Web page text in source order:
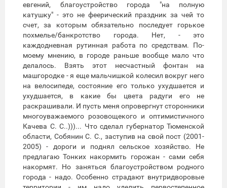
евгений, благоустройство города "на полную
катушку" - это не феерический праздник за чей то
счет, за которым обязательно последует горькое
похмелье/банкротство города. Нет, - это
каждодневная рутинная работа по средствам. По-
моему мнению, в городе раньше вообще мало что
делалось. Взять этот несчастный фонтан на
машгородке - я еще мальчишкой колесил вокруг него
на велосипеде, состояние его только ухудшается и
ухудшается, в какие бы цвета радуги его не
раскрашивали. И пусть меня опровергнут сторонники
многоуважаемого розовощекого и оптимистичного
Качева С. С..)))... Что сделал губернатор Тюменской
области, Собянин С. С., заступив на свой пост (2001-
2005) - дороги и поднял сельское хозяйство. Не
предлагаю Тонких накормить горожан - сами себя
накормят. Но заняться благоустройством родного
города - надо. Особенно страдают внутридворовые